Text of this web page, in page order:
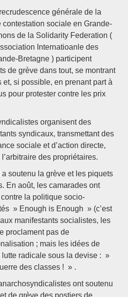
générale de la
sociale en Grande-
de la Solidarity Federation (
Internatioanle des
Bretagne ) participent
de grève dans tout, se montrant
si possible, en prenant part à
pour protester contre les prix
organisent des
syndicaux, transmettant des
sociale et d’action directe,
des propriétaires.
soutenu la grève et les piquets
En août, les camarades ont
la politique socio-
» Enough is Enough » (c’est
manifestants socialistes, les
proclament pas de
; mais les idées de
radicale sous la devise : »
des classes ! » .
ont soutenu
de grève des postiers de